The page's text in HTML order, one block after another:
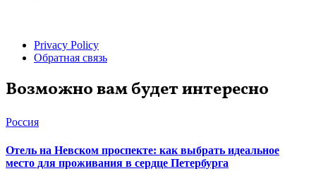
Privacy Policy
Обратная связь
Возможно вам будет интересно
Россия
Отель на Невском проспекте: как выбрать идеальное
место для проживания в сердце Петербурга